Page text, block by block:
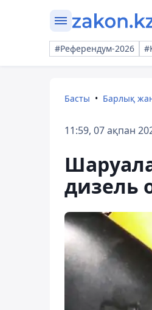
#Референдум-2026
Басты Барлық
11:59, 07 ақпан
дизель